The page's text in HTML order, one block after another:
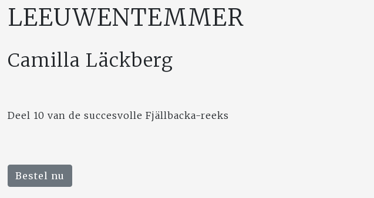
LEEUWENTEMMER
Camilla Läckberg
Deel 10 van de succesvolle Fjällbacka-reeks
Bestel nu